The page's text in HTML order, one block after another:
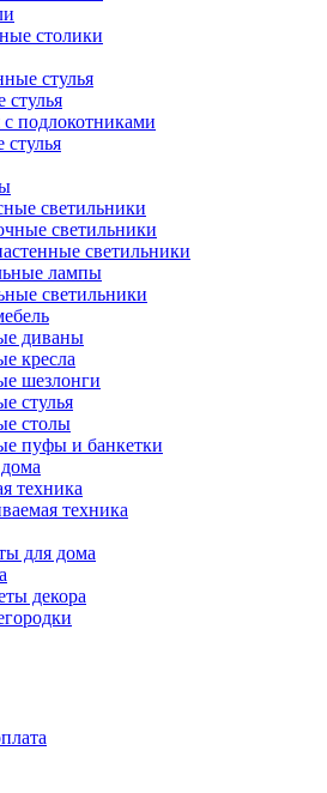
столики
стулья
стулья
с подлокотниками
стулья
светильники
светильники
светильники
лампы
светильники
диваны
кресла
шезлонги
стулья
столы
пуфы и банкетки
техника
техника
для дома
декора